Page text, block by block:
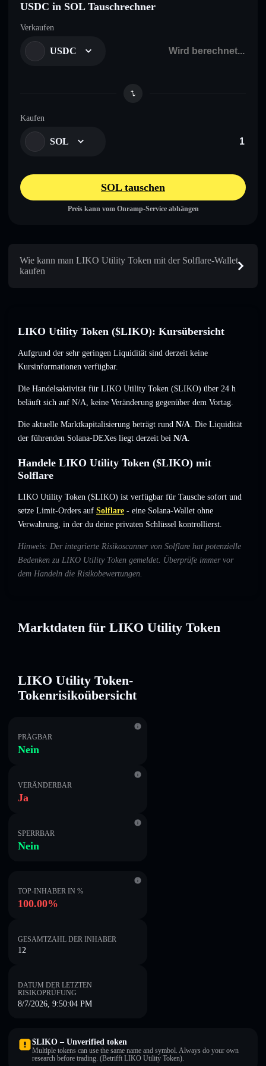
USDC in SOL Tauschrechner
Verkaufen
USDC
Kaufen
SOL
SOL tauschen
Preis kann vom Onramp-Service abhängen
Wie kann man LIKO Utility Token mit der Solflare-Wallet
kaufen
LIKO Utility Token ($LIKO): Kursübersicht
Aufgrund der sehr geringen Liquidität sind derzeit keine
Kursinformationen verfügbar.
Die Handelsaktivität für LIKO Utility Token ($LIKO) über 24 h
beläuft sich auf N/A, keine Veränderung gegenüber dem Vortag.
Die aktuelle Marktkapitalisierung beträgt rund N/A. Die Liquidität
der führenden Solana-DEXes liegt derzeit bei N/A.
Handele LIKO Utility Token ($LIKO) mit
Solflare
LIKO Utility Token ($LIKO) ist verfügbar für Tausche sofort und
setze Limit-Orders auf Solflare - eine Solana-Wallet ohne
Verwahrung, in der du deine privaten Schlüssel kontrollierst.
Hinweis: Der integrierte Risikoscanner von Solflare hat potenzielle
Bedenken zu LIKO Utility Token gemeldet. Überprüfe immer vor
dem Handeln die Risikobewertungen.
Marktdaten für LIKO Utility Token
LIKO Utility Token-
Tokenrisikoübersicht
PRÄGBAR
Nein
VERÄNDERBAR
Ja
SPERRBAR
Nein
TOP-INHABER IN %
100.00%
GESAMTZAHL DER INHABER
12
DATUM DER LETZTEN
RISIKOPRÜFUNG
8/7/2026, 9:50:04 PM
$LIKO – Unverified token
Multiple tokens can use the same name and symbol. Always do your own
research before trading. (Betrifft LIKO Utility Token).